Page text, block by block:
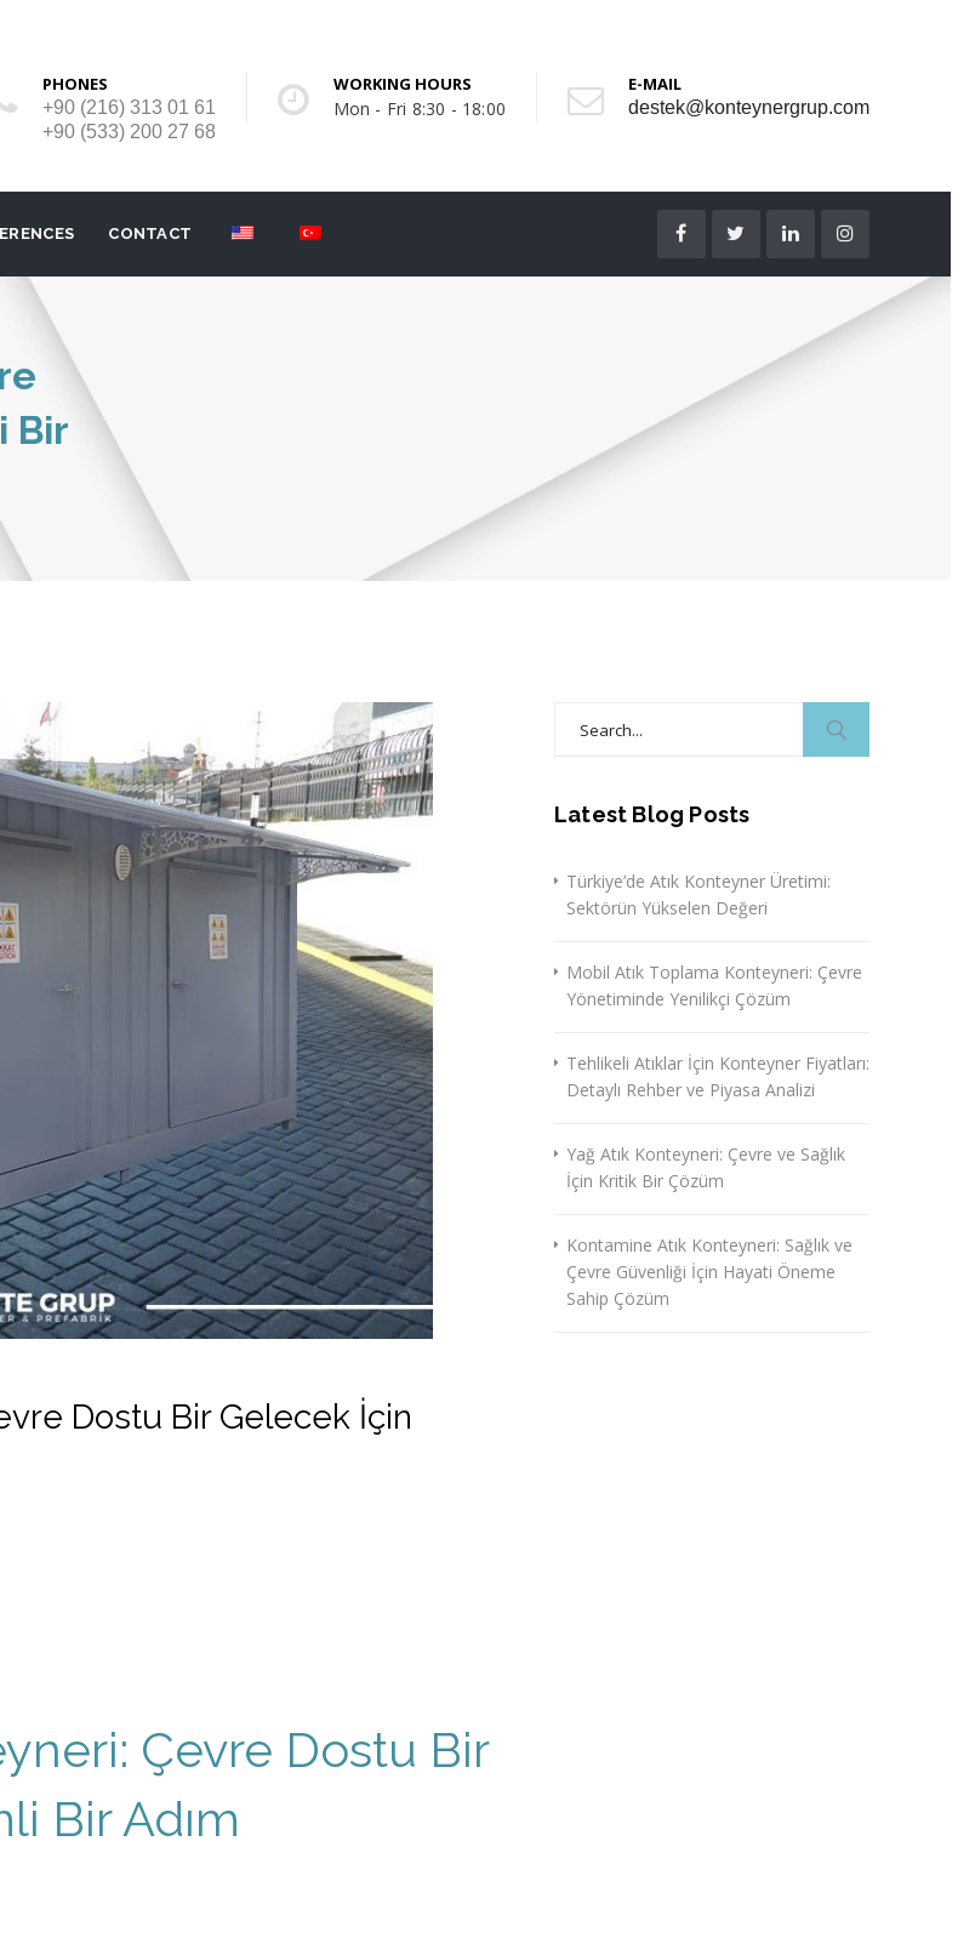
PHONES
+90 (216) 313 01 61
+90 (533) 200 27 68
WORKING HOURS
Mon - Fri 8:30 - 18:00
E-MAIL
destek@konteynergrup.com
CONTACT
Bir
Dostu Bir Gelecek İçin
Çevre Dostu Bir
Bir Adım
Latest Blog Posts
Türkiye’de Atık Konteyner Üretimi:
Sektörün Yükselen Değeri
Mobil Atık Toplama Konteyneri: Çevre
Yönetiminde Yenilikçi Çözüm
Tehlikeli Atıklar İçin Konteyner Fiyatları:
Detaylı Rehber ve Piyasa Analizi
Yağ Atık Konteyneri: Çevre ve Sağlık
İçin Kritik Bir Çözüm
Kontamine Atık Konteyneri: Sağlık ve
Çevre Güvenliği İçin Hayati Öneme
Sahip Çözüm